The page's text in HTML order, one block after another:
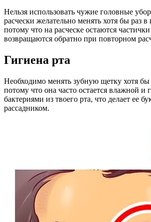
Нельзя использовать чужие головные
расчески желательно менять хотя бы раз в
потому что на расческе остаются
возвращаются обратно при повторном
Гигиена рта
Необходимо менять зубную щетку хотя бы
потому что она часто остается влажной и
бактериями из твоего рта, что делает ее
рассадником.